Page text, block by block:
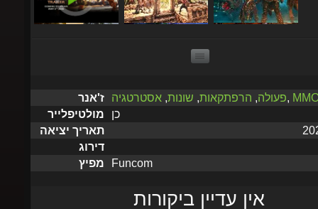
מולטיפלייר כן
תאריך יציאה
דירוג
מפיץ
הוסף ביקורת